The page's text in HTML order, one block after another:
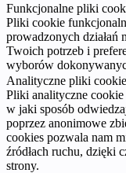
Funkcjonalne pliki
Pliki cookie
prowadzonych działań
Twoich potrzeb i
wyborów
Analityczne pliki
Pliki analityczne cookie
w jaki sposób
poprzez anonimowe
cookies pozwala nam
źródłach ruchu, dzięki
strony.